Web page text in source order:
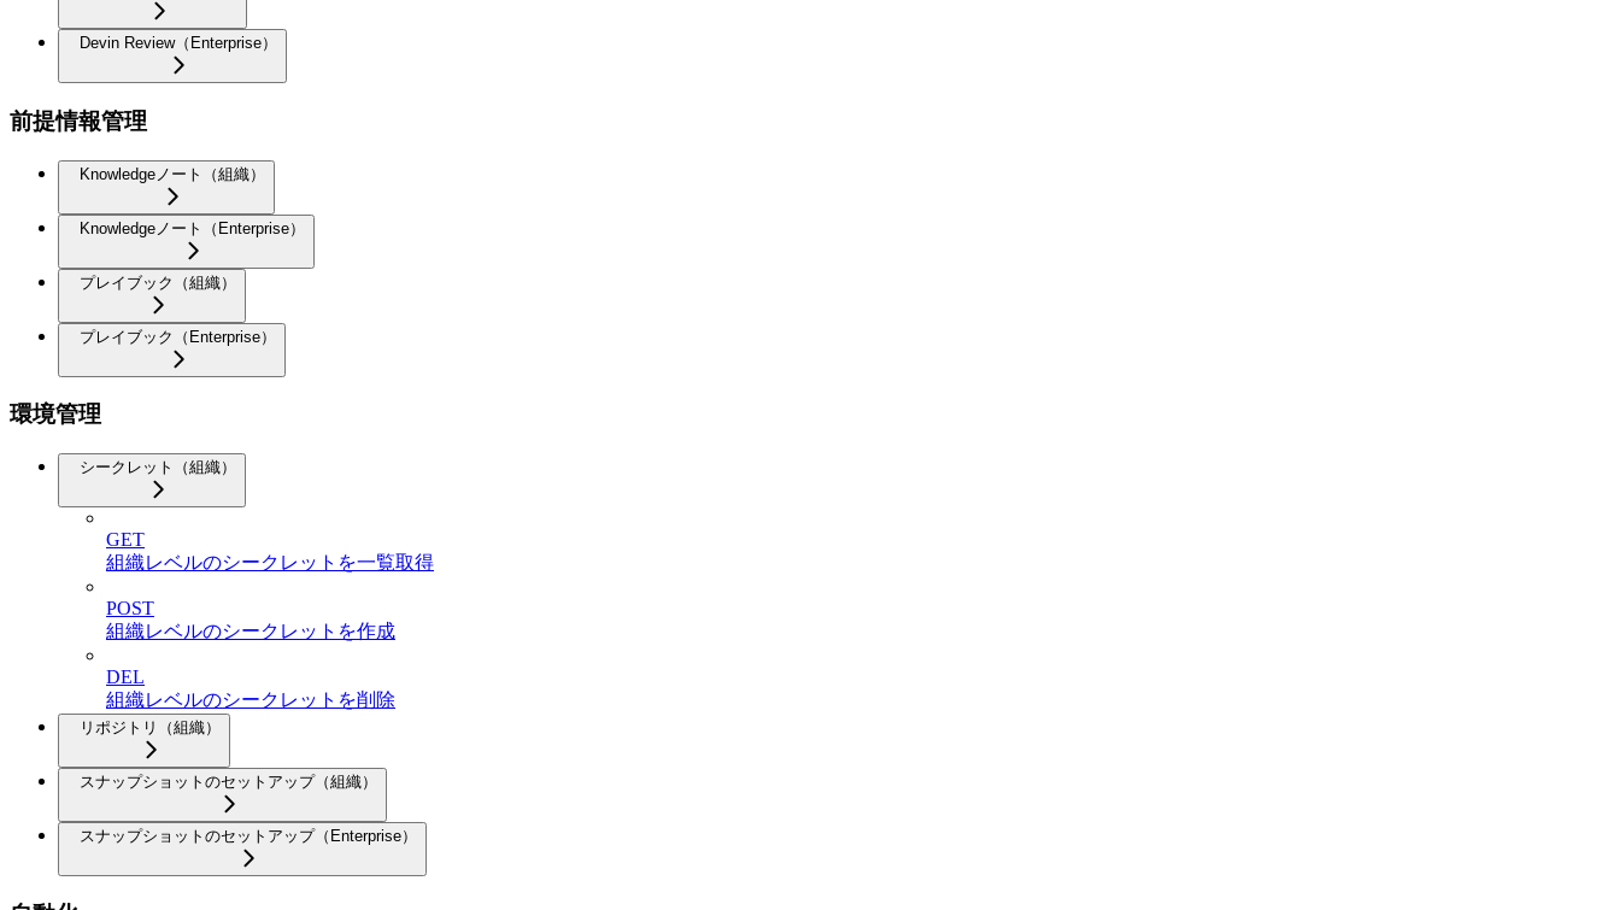
Devin Review（Enterprise）
前提情報管理
Knowledgeノート（組織）
Knowledgeノート（Enterprise）
プレイブック（組織）
プレイブック（Enterprise）
環境管理
シークレット（組織）
GET
組織レベルのシークレットを一覧取得
POST
組織レベルのシークレットを作成
DEL
組織レベルのシークレットを削除
リポジトリ（組織）
スナップショットのセットアップ（組織）
スナップショットのセットアップ（Enterprise）